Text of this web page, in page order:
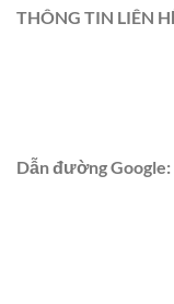
THÔNG TIN LIÊN
Dẫn đường Google: